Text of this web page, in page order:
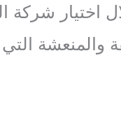
اختيار
والمنعشة